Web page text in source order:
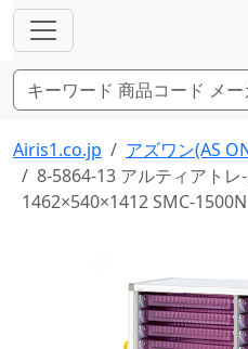
Airis1.co.jp
アズワン(AS
8-5864-13 アルティアトレ
1462×540×1412 SMC-